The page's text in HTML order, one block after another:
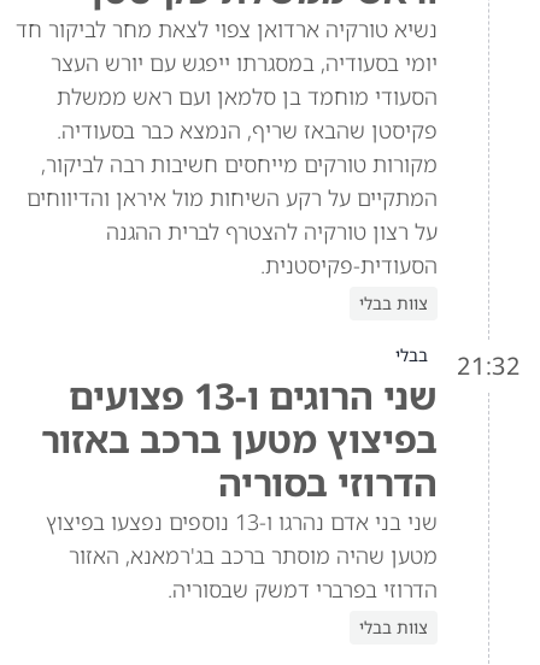
נשיא טורקיה ארדואן צפוי לצאת מחר לביקור חד
יומי בסעודיה, במסגרתו ייפגש עם יורש העצר
הסעודי מוחמד בן סלמאן ועם ראש ממשלת
פקיסטן שהבאז שריף, הנמצא כבר בסעודיה.
מקורות טורקים מייחסים חשיבות רבה לביקור,
המתקיים על רקע השיחות מול איראן והדיווחים
על רצון טורקיה להצטרף לברית ההגנה
הסעודית-פקיסטנית.
צוות בבלי
21:32 בבלי
שני הרוגים ו-13 פצועים
בפיצוץ מטען ברכב באזור
הדרוזי בסוריה
שני בני אדם נהרגו ו-13 נוספים נפצעו בפיצוץ
מטען שהיה מוסתר ברכב בג'רמאנא, האזור
הדרוזי בפרברי דמשק שבסוריה.
צוות בבלי